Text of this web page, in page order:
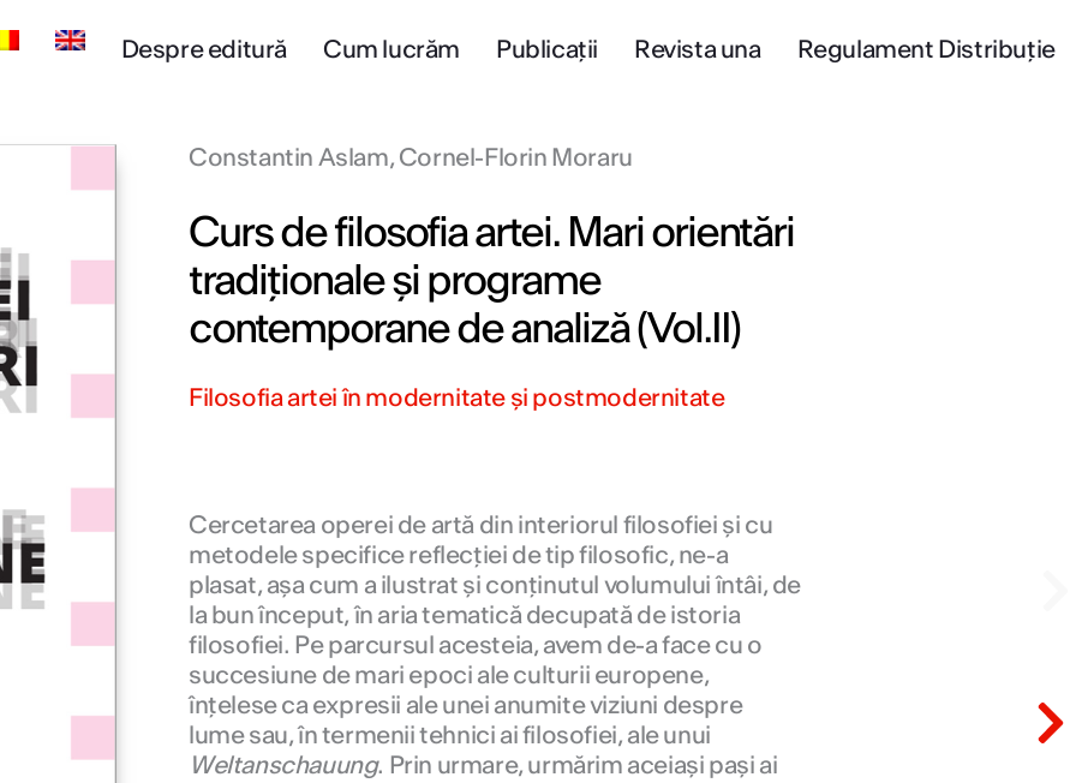
Despre editură Cum lucrăm Publicații Revista una Regulament Distribuție
Constantin Aslam, Cornel-Florin Moraru
Curs de filosofia artei. Mari orientări
tradiționale şi programe
contemporane de analiză (Vol.II)
Filosofia artei în modernitate și postmodernitate
Cercetarea operei de artă din interiorul filosofiei și cu
metodele specifice reflecției de tip filosofic, ne-a
plasat, așa cum a ilustrat și conținutul volumului întâi, de
la bun început, în aria tematică decupată de istoria
filosofiei. Pe parcursul acesteia, avem de-a face cu o
succesiune de mari epoci ale culturii europene,
înțelese ca expresii ale unei anumite viziuni despre
lume sau, în termenii tehnici ai filosofiei, ale unui
Weltanschauung. Prin urmare, urmărim aceiași pași ai